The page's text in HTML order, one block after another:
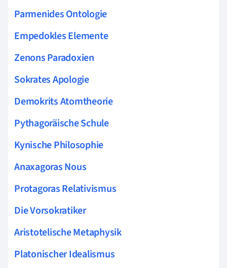
Parmenides Ontologie
Empedokles Elemente
Zenons Paradoxien
Sokrates Apologie
Demokrits Atomtheorie
Pythagoräische Schule
Kynische Philosophie
Anaxagoras Nous
Protagoras Relativismus
Die Vorsokratiker
Aristotelische Metaphysik
Platonischer Idealismus